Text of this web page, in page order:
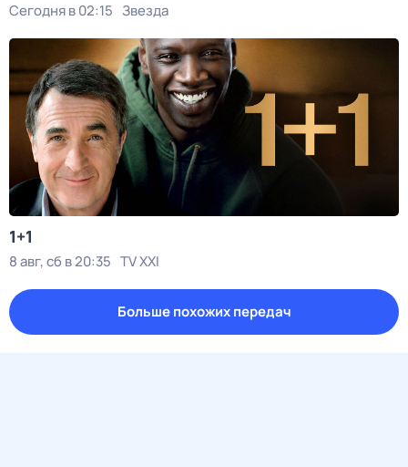
Сегодня в 02:15 Звезда
1+1
8 авг, сб в 20:35 TV XXI
Больше похожих передач